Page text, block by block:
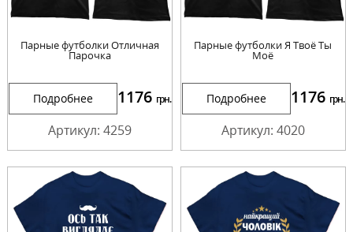
Парные футболки Отличная
Парочка
Подробнее 1176 грн.
Артикул: 4259
Парные футболки Я Твоё Ты
Моё
Подробнее 1176 грн.
Артикул: 4020